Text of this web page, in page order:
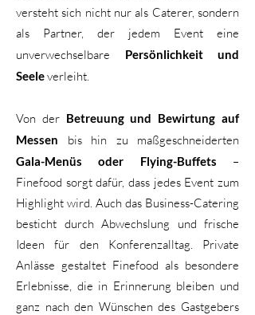
versteht sich nicht nur als Caterer, sondern
als Partner, der jedem Event eine
unverwechselbare
Persönlichkeit und
Seeleverleiht.
Von der Betreuung und Bewirtung auf
Messen bis hin zu maßgeschneiderten
Gala-Menüs oder Flying-Buffets –
Finefood sorgt dafür, dass jedes Event zum
Highlight wird. Auch das Business-Catering
besticht durch Abwechslung und frische
Ideen für den Konferenzalltag. Private
Anlässe gestaltet Finefood als besondere
Erlebnisse, die in Erinnerung bleiben und
ganz nach den Wünschen des Gastgebers